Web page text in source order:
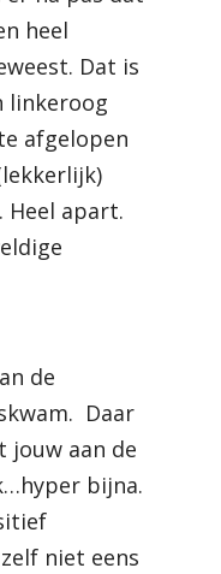
heel
Dat is
linkeroog
afgelopen
apart.
de
Daar
jouw aan de
bijna.
niet eens